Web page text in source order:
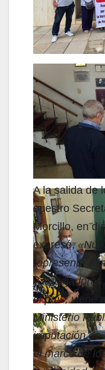
A la salida de
nuestro
Morcillo, en
expresó,
representa a
y trabajadoras
el país, viene
Ministerio
imputación de
el marco de